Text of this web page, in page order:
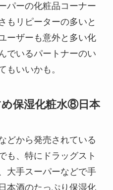
パーの化粧品コーナー
もリピーターの多いと
ーザーも意外と多い化
でいるパートナーのい
もいいかも。
保湿化粧水⑧日本
どから発売されている
も、特にドラッグスト
大手スーパーなどで手
本酒のたっぷり保湿化